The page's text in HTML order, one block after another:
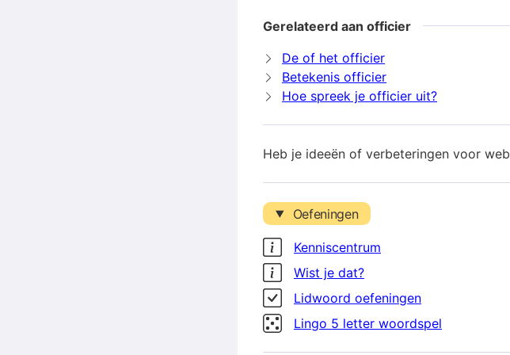
Gerelateerd aan officier
De of het officier
Betekenis officier
Hoe spreek je officier uit?
Heb je ideeën of verbeteringen voor
Oefeningen
Kenniscentrum
Wist je dat?
Lidwoord oefeningen
Lingo 5 letter woordspel